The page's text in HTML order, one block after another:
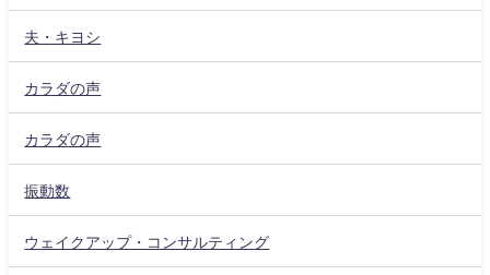
夫・キヨシ
カラダの声
カラダの声
振動数
ウェイクアップ・コンサルティング